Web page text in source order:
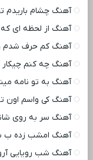
آهنگ چشام باریدم
آهنگ از لحظه ای که
آهنگ کم حرف شدم
آهنگ چه کنم چیکار
آهنگ به تو نامه
آهنگ کی واسم اون
آهنگ سر به روی
آهنگ امشب زده ب
آهنگ شب رویایی